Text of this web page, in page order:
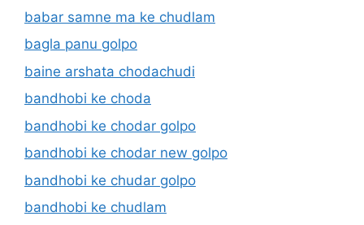
babar samne ma ke chudlam
bagla panu golpo
baine arshata chodachudi
bandhobi ke choda
bandhobi ke chodar golpo
bandhobi ke chodar new golpo
bandhobi ke chudar golpo
bandhobi ke chudlam